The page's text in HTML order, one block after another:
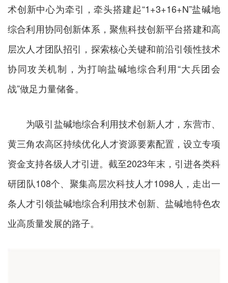
术创新中心为牵引，牵头搭建起“1+3+16+N”盐碱地
综合利用协同创新体系，聚焦科技创新平台搭建和高
层次人才团队招引，探索核心关键和前沿引领性技术
协同攻关机制，为打响盐碱地综合利用“大兵团会
战”做足力量储备。
为吸引盐碱地综合利用技术创新人才，东营市、
黄三角农高区持续优化人才资源要素配置，设立专项
资金支持各级人才引进。截至2023年末，引进各类科
研团队108个、聚集高层次科技人才1098人，走出一
条人才引领盐碱地综合利用技术创新、盐碱地特色农
业高质量发展的路子。